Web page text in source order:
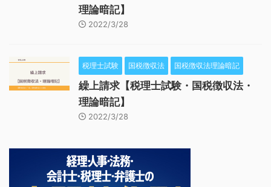
理論暗記】
2022/3/28
税理士試験 国税徴収法 国税徴収法理論暗記
繰上請求【税理士試験・国税徴収法・
理論暗記】
2022/3/28